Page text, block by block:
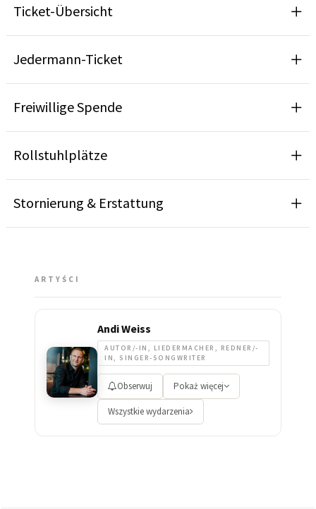
Ticket-Übersicht
Jedermann-Ticket
Freiwillige Spende
Rollstuhlplätze
Stornierung & Erstattung
ARTYŚCI
Andi Weiss
AUTOR/-IN, LIEDERMACHER, REDNER/-
IN, SINGER-SONGWRITER
Obserwuj Pokaż więcej
Wszystkie wydarzenia